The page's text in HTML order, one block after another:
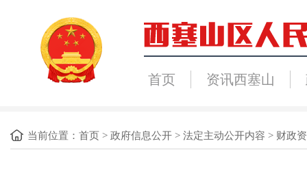
首页 资讯西塞山
当前位置： 首页 > 政府信息公开 > 法定主动公开内容 > 财政